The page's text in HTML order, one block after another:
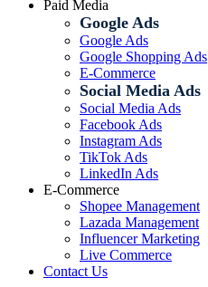
Paid Media
Google Ads
Google Ads
Google Shopping Ads
E-Commerce
Social Media Ads
Social Media Ads
Facebook Ads
Instagram Ads
TikTok Ads
LinkedIn Ads
E-Commerce
Shopee Management
Lazada Management
Influencer Marketing
Live Commerce
Contact Us